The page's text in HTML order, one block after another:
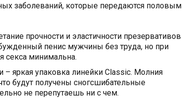
заболеваний, которые передаются половым
прочности и эластичности презервативов
пенис мужчины без труда, но при
секса минимальна.
яркая упаковка линейки Classic. Молния
будут получены сногсшибательные
не перепутаешь ни с чем.